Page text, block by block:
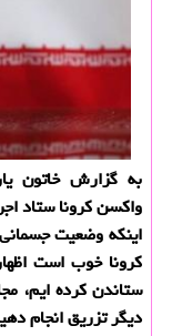
به گزارش خاتون
واکسن کرونا ستاد
اینکه وضعیت
کرونا خوب است
ستاندن کرده ایم،
دیگر تزریق انجام